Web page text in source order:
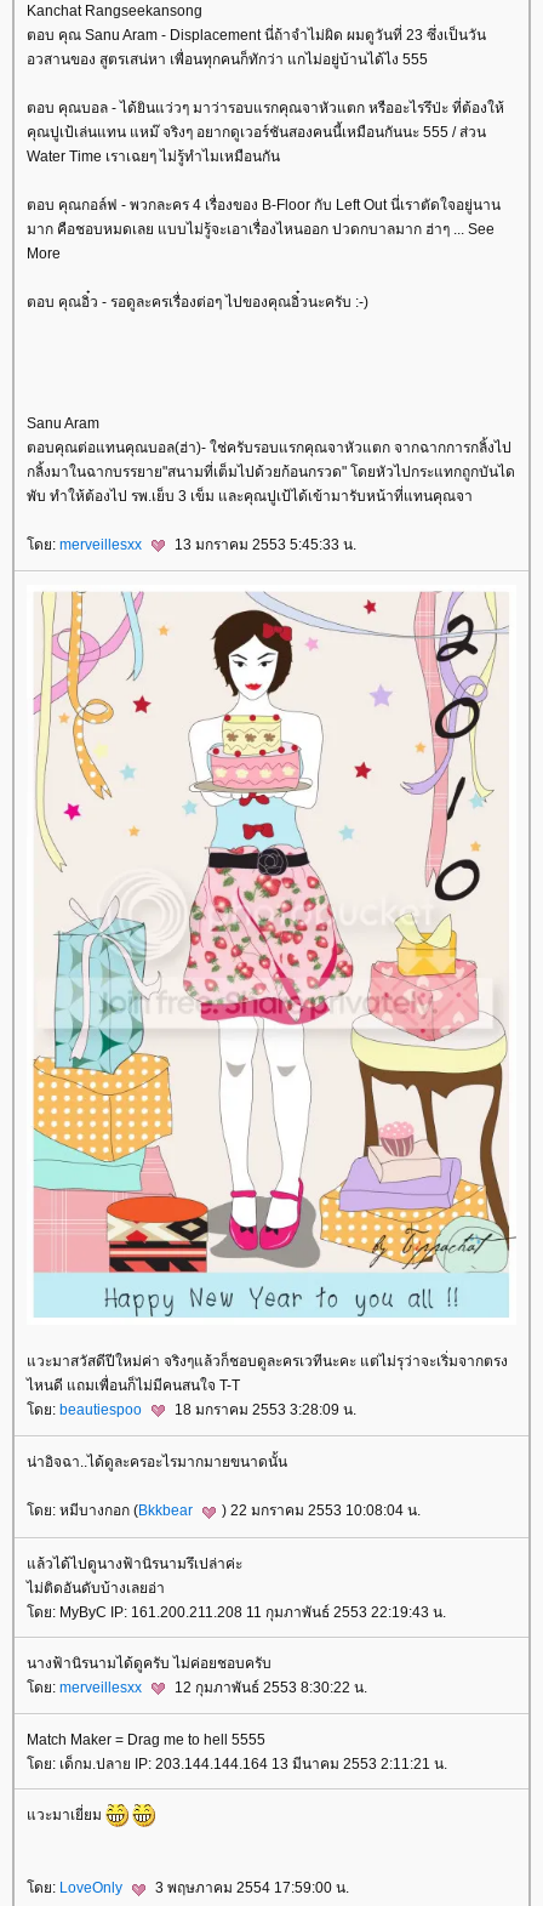
Kanchat Rangseekansong
ตอบ คุณ Sanu Aram - Displacement นี่ถ้าจำไม่ผิด ผมดูวันที่ 23 ซึ่งเป็นวัน
อวสานของ สูตรเสน่หา เพื่อนทุกคนก็ทักว่า แกไม่อยู่บ้านได้ไง 555
ตอบ คุณบอล - ได้ยินแว่วๆ มาว่ารอบแรกคุณจาหัวแตก หรืออะไรรึป่ะ ที่ต้องให้
คุณปูเป้เล่นแทน แหม๊ จริงๆ อยากดูเวอร์ชันสองคนนี้เหมือนกันนะ 555 / ส่วน
Water Time เราเฉยๆ ไม่รู้ทำไมเหมือนกัน
ตอบ คุณกอล์ฟ - พวกละคร 4 เรื่องของ B-Floor กับ Left Out นี่เราตัดใจอยู่นาน
มาก คือชอบหมดเลย แบบไม่รู้จะเอาเรื่องไหนออก ปวดกบาลมาก ฮ่าๆ ... See
More
ตอบ คุณอิ๋ว - รอดูละครเรื่องต่อๆ ไปของคุณอิ๋วนะครับ :-)
Sanu Aram
ตอบคุณต่อแทนคุณบอล(ฮ่า)- ใช่ครับรอบแรกคุณจาหัวแตก จากฉากการกลิ้งไป
กลิ้งมาในฉากบรรยาย"สนามที่เต็มไปด้วยก้อนกรวด" โดยหัวไปกระแทกถูกบันได
พับ ทำให้ต้องไป รพ.เย็บ 3 เข็ม และคุณปูเป้ได้เข้ามารับหน้าที่แทนคุณจา
ดย: merveillesxx 13 มกราคม 2553 5:45:33 น.
วะมาสวัสดีปีใหม่ค่า จริงๆแล้วก็ชอบดูละครเวทีนะคะ แต่ไม่รุว่าจะเริ่มจากตรง
ไหนดี แถมเพื่อนก็ไม่มีคนสนใจ T-T
ดย: beautiespoo 18 มกราคม 2553 3:28:09 น.
น่าอิจฉา..ได้ดูละครอะไรมากมายขนาดนั้น
ดย: หมีบางกอก (Bkkbear ) 22 มกราคม 2553 10:08:04 น.
ล้วได้ไปดูนางฟ้านิรนามรึเปล่าค่ะ
ไม่ติดอันดับบ้างเลยอ่า
ดย: MyByC IP: 161.200.211.208 11 กุมภาพันธ์ 2553 22:19:43 น.
นางฟ้านิรนามได้ดูครับ ไม่ค่อยชอบครับ
ดย: merveillesxx 12 กุมภาพันธ์ 2553 8:30:22 น.
Match Maker = Drag me to hell 5555
ดย: เด็กม.ปลาย IP: 203.144.144.164 13 มีนาคม 2553 2:11:21 น.
วะมาเยี่ยม
ดย: LoveOnly 3 พฤษภาคม 2554 17:59:00 น.